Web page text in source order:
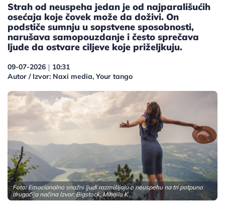
Strah od neuspeha jedan je od najparališućih
osećaja koje čovek može da doživi. On
podstiče sumnju u sopstvene sposobnosti,
narušava samopouzdanje i često sprečava
ljude da ostvare ciljeve koje priželjkuju.
09-07-2026 | 10:31
Autor / Izvor: Naxi media, Your tango
Foto: Emocionalno snažni ljudi razmišljaju o neuspehu na tri potpuno
drugačija načina Izvor: Bigstock, Mihailo K